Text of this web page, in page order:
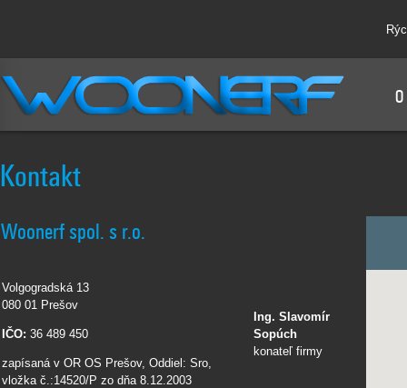
Kontakt
Woonerf spol. s r.o.
Volgogradská 13
080 01 Prešov
IČO: 36 489 450
zapísaná v OR OS Prešov, Oddiel: Sro,
vložka č.:14520/P zo dňa 8.12.2003
Ing. Slavomír
Sopúch
konateľ firmy